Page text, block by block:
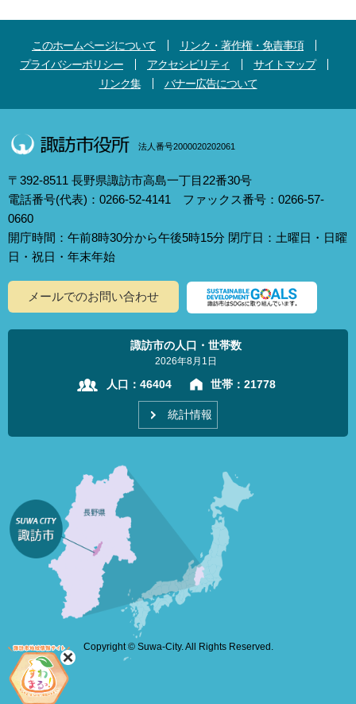
このホームページについて
リンク・著作権・免責事項
プライバシーポリシー
アクセシビリティ
サイトマップ
リンク集
バナー広告について
法人番号2000020202061
〒392-8511 長野県諏訪市高島一丁目22番30号
電話番号(代表)：0266-52-4141 ファックス番号：0266-57-
0660
開庁時間：午前8時30分から午後5時15分 閉庁日：土曜日・日曜
日・祝日・年末年始
メールでのお問い合わせ
諏訪市の人口・世帯数
2026年8月1日
人口： 46404 世帯： 21778
統計情報
Copyright © Suwa-City. All Rights Reserved.